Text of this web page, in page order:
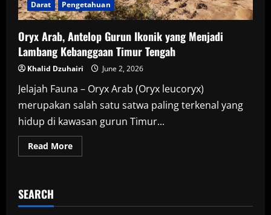
Darat Pengetahuan
Oryx Arab, Antelop Gurun Ikonik yang Menjadi
Lambang Kebanggaan Timur Tengah
Khalid Dzuhairi June 2, 2026
Jelajah Fauna – Oryx Arab (Oryx leucoryx)
merupakan salah satu satwa paling terkenal yang
hidup di kawasan gurun Timur...
Read MoreRead
more
Ikonik
SEARCH